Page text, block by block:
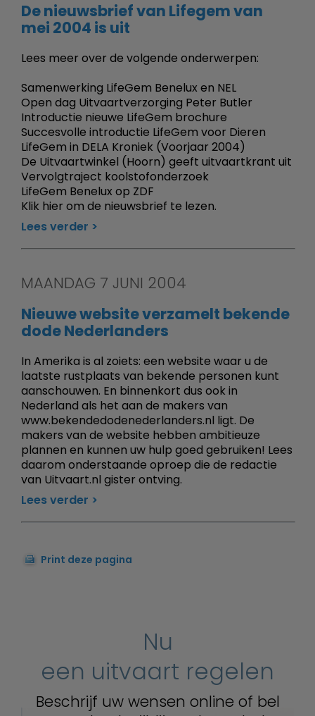
De nieuwsbrief van Lifegem van
mei 2004 is uit
Lees meer over de volgende onderwerpen:
Samenwerking LifeGem Benelux en NEL
Open dag Uitvaartverzorging Peter Butler
Introductie nieuwe LifeGem brochure
Succesvolle introductie LifeGem voor Dieren
LifeGem in DELA Kroniek (Voorjaar 2004)
De Uitvaartwinkel (Hoorn) geeft uitvaartkrant uit
Vervolgtraject koolstofonderzoek
LifeGem Benelux op ZDF
Klik hier om de nieuwsbrief te lezen.
Lees verder
MAANDAG 7 JUNI 2004
Nieuwe website verzamelt bekende
dode Nederlanders
In Amerika is al zoiets: een website waar u de
laatste rustplaats van bekende personen kunt
aanschouwen. En binnenkort dus ook in
Nederland als het aan de makers van
www.bekendedodenederlanders.nl ligt. De
makers van de website hebben ambitieuze
plannen en kunnen uw hulp goed gebruiken! Lees
daarom onderstaande oproep die de redactie
van Uitvaart.nl gister ontving.
Lees verder
Print deze pagina
Nu
een uitvaart regelen
Beschrijf uw wensen online of bel